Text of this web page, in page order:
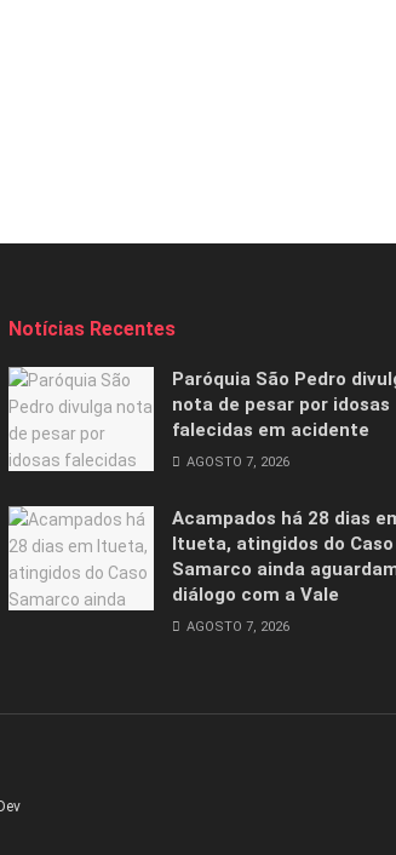
Notícias Recentes
Paróquia São Pedro
nota de pesar por idosas
falecidas em acidente
AGOSTO 7, 2026
Acampados há 28 dias
Itueta, atingidos do Caso
Samarco ainda
diálogo com a Vale
AGOSTO 7, 2026